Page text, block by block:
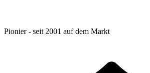
Pionier - seit 2001 auf dem Markt